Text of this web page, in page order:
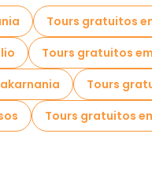
Tours gratuitos
Tours gratuitos
Tours
Tours gratuitos